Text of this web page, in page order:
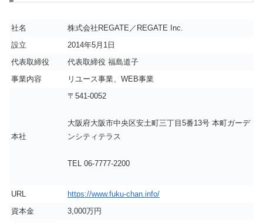
社名
株式会社REGATE／REGATE Inc.
設立
2014年5月1日
代表取締役
代表取締役 福島道子
事業内容
リユース事業、WEB事業
本社
〒541-0052
大阪府大阪市中央区安土町三丁目5番13号 本町ガーデ
ンシティテラス
TEL 06-7777-2200
URL
https://www.fuku-chan.info/
資本金
3,000万円